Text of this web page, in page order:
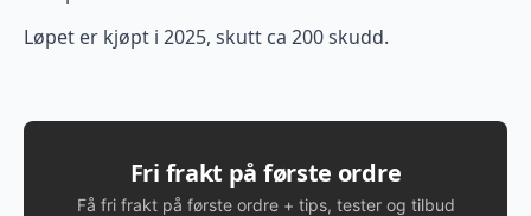
Løpet er kjøpt i 2025, skutt ca 200 skudd.
Fri frakt på første ordre
Få fri frakt på første ordre + tips, tester og tilbud